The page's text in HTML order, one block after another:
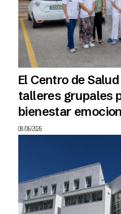
El Centro de
talleres grupales
bienestar
08/06/2026